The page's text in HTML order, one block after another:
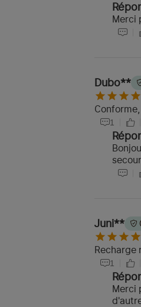
Merci
Dubo**
1
Juni**
Recharge
1
Merci